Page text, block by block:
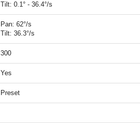
Tilt: 0.1° - 36.4°/s
Pan: 62°/s
Tilt: 36.3°/s
300
Yes
Preset